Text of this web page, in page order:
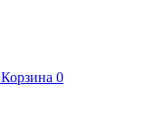
Корзина 0